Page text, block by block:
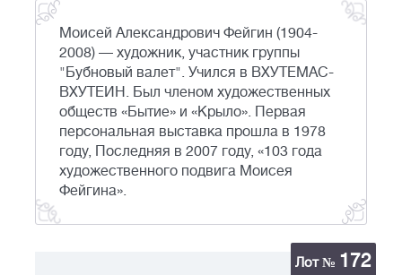
Моисей Александрович Фейгин (1904-
2008) — художник, участник группы
"Бубновый валет". Учился в ВХУТЕМАС-
ВХУТЕИН. Был членом художественных
обществ «Бытие» и «Крыло». Первая
персональная выставка прошла в 1978
году, Последняя в 2007 году, «103 года
художественного подвига Моисея
Фейгина».
Лот № 172